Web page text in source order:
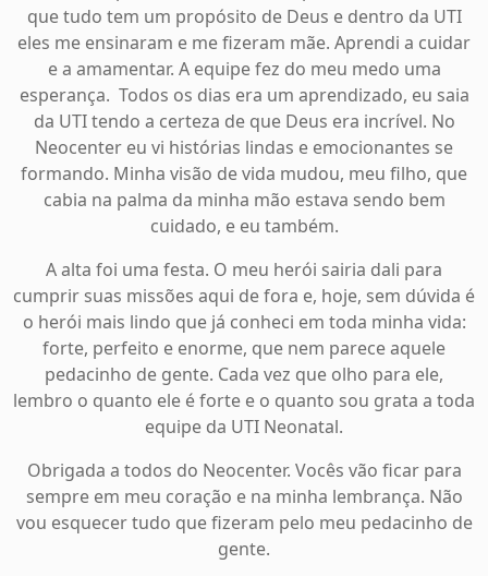
que tudo tem um propósito de Deus e dentro da UTI
eles me ensinaram e me fizeram mãe. Aprendi a cuidar
e a amamentar. A equipe fez do meu medo uma
esperança. Todos os dias era um aprendizado, eu saia
da UTI tendo a certeza de que Deus era incrível. No
Neocenter eu vi histórias lindas e emocionantes se
formando. Minha visão de vida mudou, meu filho, que
cabia na palma da minha mão estava sendo bem
cuidado, e eu também.
A alta foi uma festa. O meu herói sairia dali para
cumprir suas missões aqui de fora e, hoje, sem dúvida é
o herói mais lindo que já conheci em toda minha vida:
forte, perfeito e enorme, que nem parece aquele
pedacinho de gente. Cada vez que olho para ele,
lembro o quanto ele é forte e o quanto sou grata a toda
equipe da UTI Neonatal.
Obrigada a todos do Neocenter. Vocês vão ficar para
sempre em meu coração e na minha lembrança. Não
vou esquecer tudo que fizeram pelo meu pedacinho de
gente.